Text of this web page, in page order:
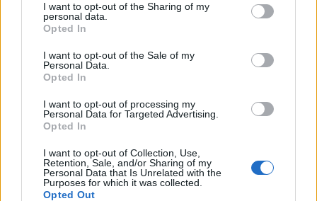
I want to opt-out of the Sharing of my
personal data.
Opted In
I want to opt-out of the Sale of my
Personal Data.
Opted In
I want to opt-out of processing my
Personal Data for Targeted Advertising.
Opted In
I want to opt-out of Collection, Use,
Retention, Sale, and/or Sharing of my
Personal Data that Is Unrelated with the
Purposes for which it was collected.
Opted Out
Milanit, Xabi Alonso vlerëson
paraqitjen e plotë të skuadrës